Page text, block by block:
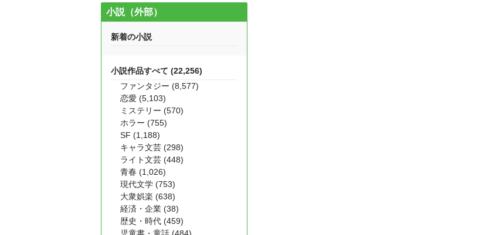
小説（外部）
新着の小説
小説作品すべて (22,256)
ファンタジー (8,577)
恋愛 (5,103)
ミステリー (570)
ホラー (755)
SF (1,188)
キャラ文芸 (298)
ライト文芸 (448)
青春 (1,026)
現代文学 (753)
大衆娯楽 (638)
経済・企業 (38)
歴史・時代 (459)